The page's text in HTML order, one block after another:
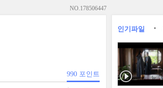
NO.178506447
990 포인트
인기파일